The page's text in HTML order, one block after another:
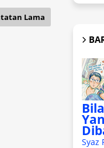
Lama
Syaz